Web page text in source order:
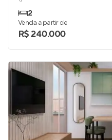
2
Venda a partir de
R$ 240.000